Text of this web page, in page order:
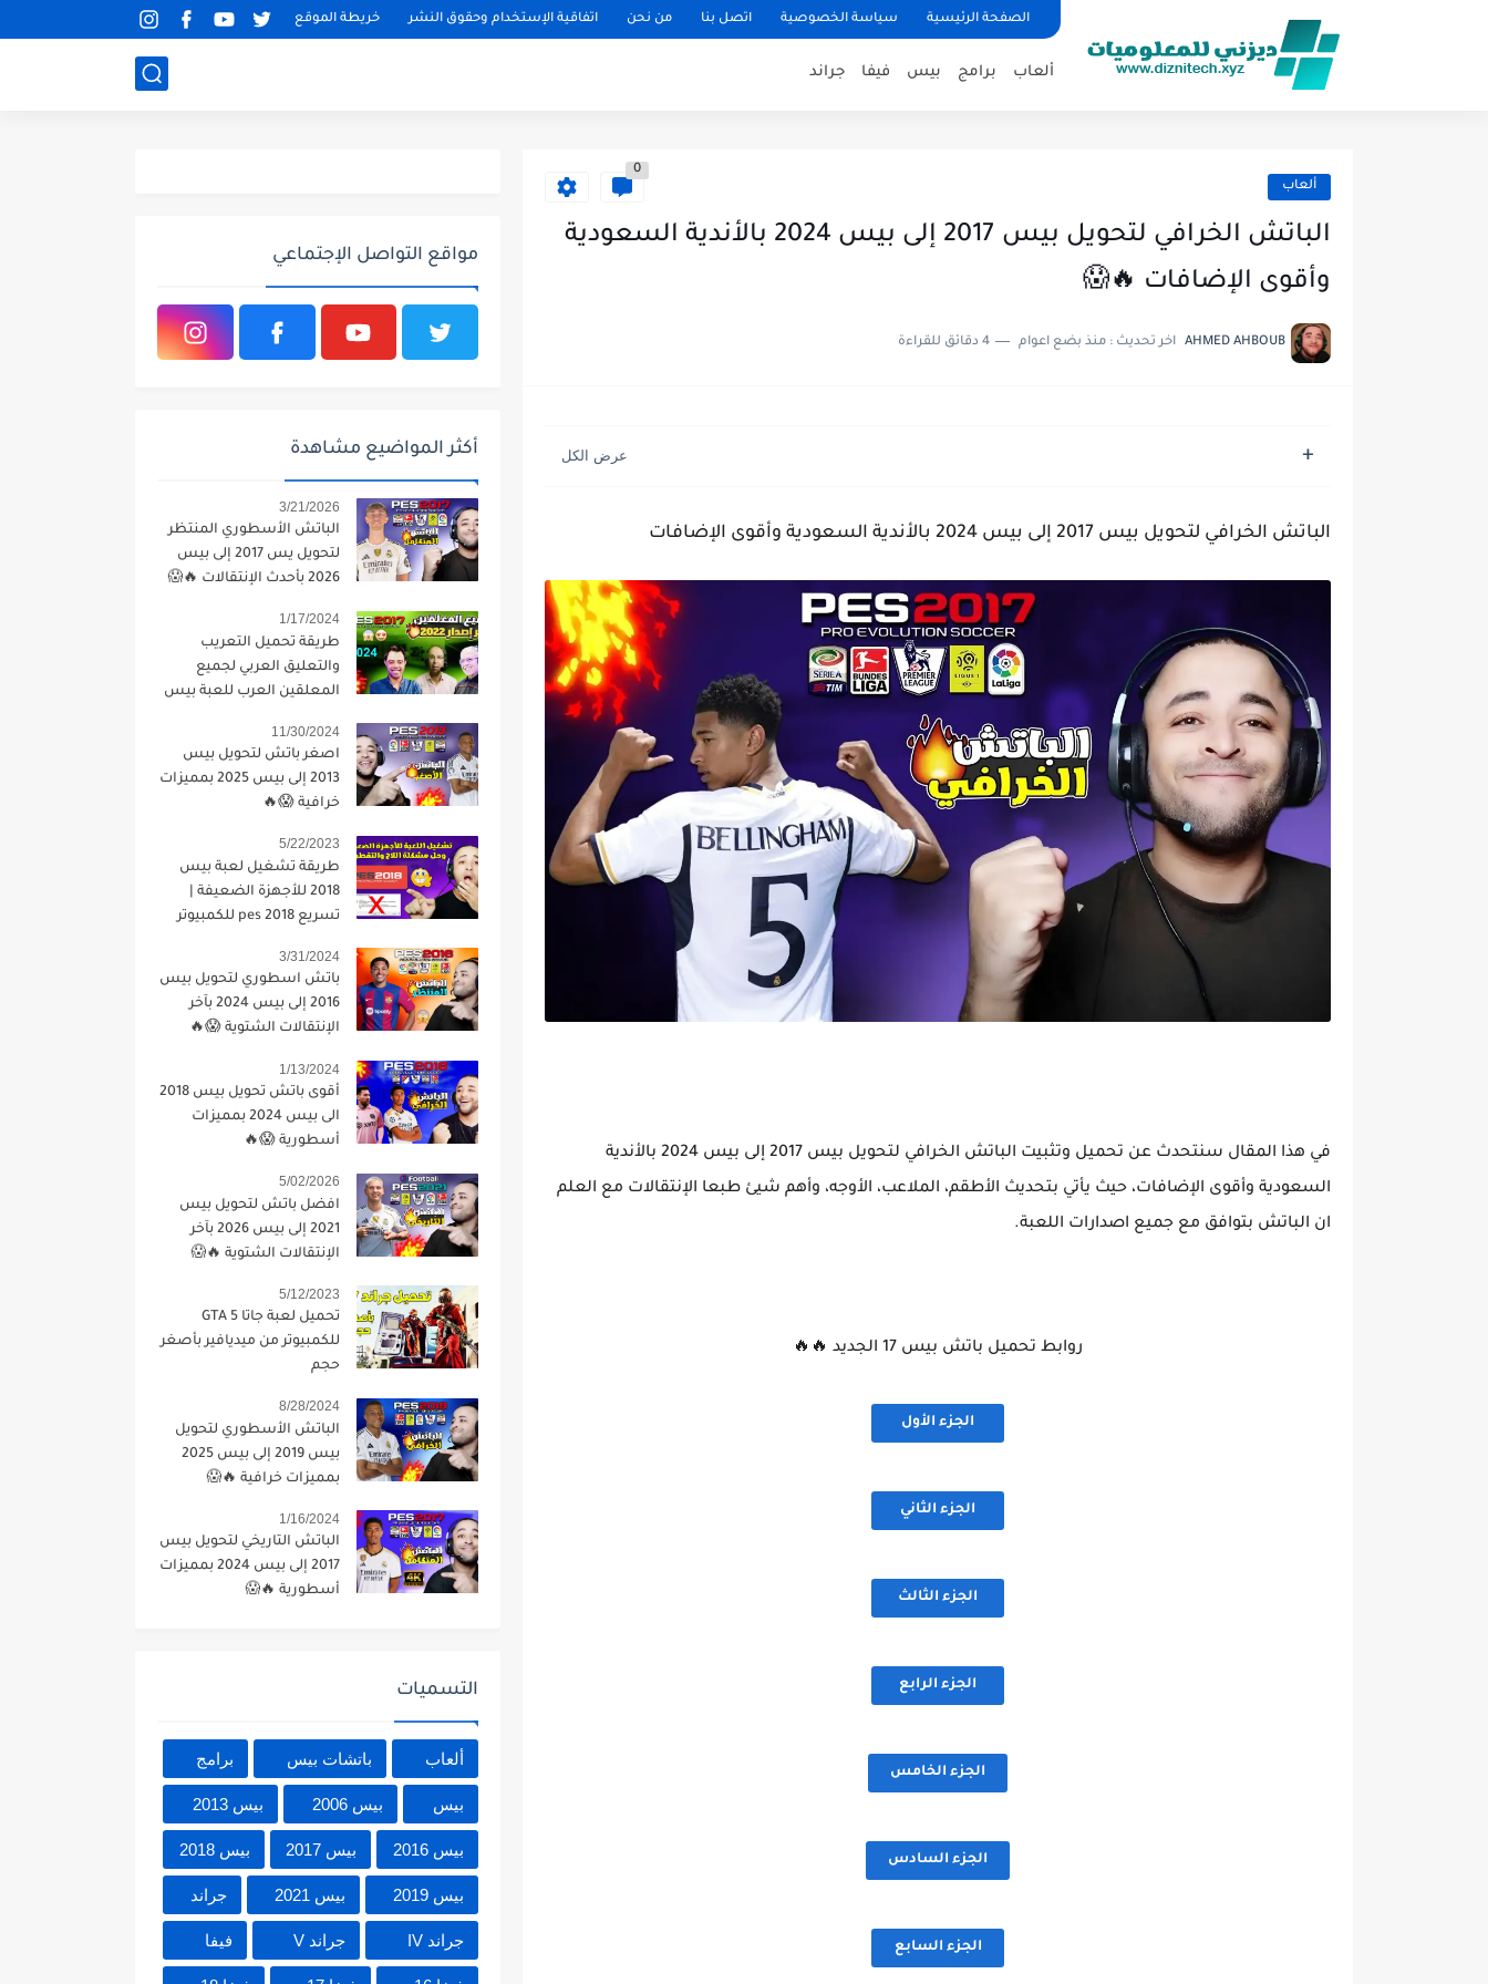
الصفحة الرئيسية سياسة الخصوصية اتصل بنا من نحن اتفاقية الإستخدام وحقوق النشر خريطة الموقع
ألعاب برامج بيس فيفا جراند
ألعاب
0
الباتش الخرافي لتحويل بيس 2017 إلى بيس 2024 بالأندية السعودية
وأقوى الإضافات 🔥😱
AHMED AHBOUB اخر تحديث : منذ بضع اعوام 4 دقائق للقراءة
الباتش الخرافي لتحويل بيس 2017 إلى بيس 2024 بالأندية السعودية وأقوى الإضافات
في هذا المقال سنتحدث عن تحميل وتثبيت الباتش الخرافي لتحويل بيس 2017 إلى بيس 2024 بالأندية
السعودية وأقوى الإضافات، حيث يأتي بتحديث الأطقم، الملاعب، الأوجه، وأهم شيئ طبعا الإنتقالات مع العلم
ان الباتش بتوافق مع جميع اصدارات اللعبة.
روابط تحميل باتش بيس 17 الجديد 🔥🔥
الجزء الأول
الجزء الثاني
الجزء الثالث
الجزء الرابع
الجزء الخامس
الجزء السادس
الجزء السابع
مواقع التواصل الإجتماعي
أكثر المواضيع مشاهدة
3/21/2026
الباتش الأسطوري المنتظر
لتحويل يس 2017 إلى بيس
2026 بأحدث الإنتقالات 🔥😱
1/17/2024
طريقة تحميل التعريب
والتعليق العربي لجميع
المعلقين العرب للعبة بيس
11/30/2024
اصغر باتش لتحويل بيس
2013 إلى بيس 2025 بمميزات
خرافية 😱🔥
5/22/2023
طريقة تشغيل لعبة بيس
2018 للأجهزة الضعيفة |
تسريع pes 2018 للكمبيوتر
3/31/2024
باتش اسطوري لتحويل بيس
2016 إلى بيس 2024 بآخر
الإنتقالات الشتوية 😱🔥
1/13/2024
أقوى باتش تحويل بيس 2018
الى بيس 2024 بمميزات
أسطورية 😱🔥
5/02/2026
افضل باتش لتحويل بيس
2021 إلى بيس 2026 بآخر
الإنتقالات الشتوية 🔥😱
5/12/2023
تحميل لعبة جاتا 5 GTA
للكمبيوتر من ميديافير بأصغر
حجم
8/28/2024
الباتش الأسطوري لتحويل
بيس 2019 إلى بيس 2025
بمميزات خرافية 🔥😱
1/16/2024
الباتش التاريخي لتحويل بيس
2017 إلى بيس 2024 بمميزات
أسطورية 🔥😱
التسميات
ألعاب باتشات بيس برامج
بيس بيس 2006 بيس 2013
بيس 2016 بيس 2017 بيس 2018
بيس 2019 بيس 2021 جراند
جراند IV جراند V فيفا